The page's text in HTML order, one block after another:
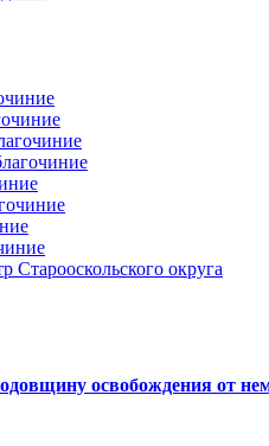
округа
освобождения от